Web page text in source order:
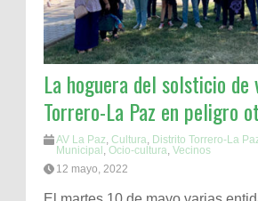
La hoguera del solsticio de
Torrero-La Paz en peligro
AV La Paz, Cultura, Distrito Torrero-La
Municipal , Ocio-cultura, Vecinos
12 mayo, 2022